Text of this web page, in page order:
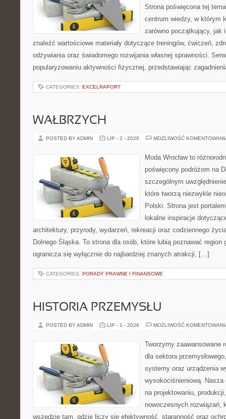
Strona poświęcona tej
centrum wiedzy, w którym
zarówno początkujący, jak
znaleźć wartościowe materiały dotyczące treningów, ćwiczeń,
odżywiania oraz świadomego rozwijania własnej sprawności.
popularyzowaniu aktywności fizycznej, przedstawiając
CATEGORIES: EXCELRAPORT
WAŁBRZYCH
POSTED BY ADMIN LIP - 2 - 2026 MOŻLIWOŚĆ
Moda Wrocław to
poświęcony podróżom na
szczególnym
które tworzą niezwykle
Polski. Strona jest
lokalne inspiracje
architektury, przyrody, wydarzeń, rekreacji oraz codziennego
Dolnego Śląska. To strona dla osób, które lubią poznawać region
ogranicza się wyłącznie do najbardziej znanych atrakcji, […]
CATEGORIES: PORADY PRAWNE I FINANSOWE
HISTORIA PRZEMYSŁU
POSTED BY ADMIN LIP - 1 - 2026 MOŻLIWOŚĆ
Tworzymy zaawansowane
dla sektora
systemy oraz urządzenia
wysokociśnieniową. Nasza
na projektowaniu,
nowoczesnych rozwiązań,
wszędzie tam, gdzie liczy się efektywność, staranność oraz